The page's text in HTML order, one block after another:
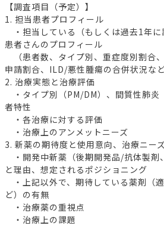
【調査項目（予定）】
1. 担当患者プロフィール
・担当している（もしくは過去1年
患者さんのプロフィール
（患者数、タイプ別、重症度別割合
申請割合、ILD/悪性腫瘍の合併状況など
2. 治療実態と治療評価
・タイプ別（PM/DM）、間質性肺炎
者特性
・各治療に対する評価
・治療上のアンメットニーズ
3. 新薬の期待度と使用意向、治療ニー
・開発中新薬（後期開発品/抗体製剤
と理由、想定されるポジショニング
・上記以外で、期待している薬剤（
ど）の有無
・治療薬の重視点
・治療上の課題